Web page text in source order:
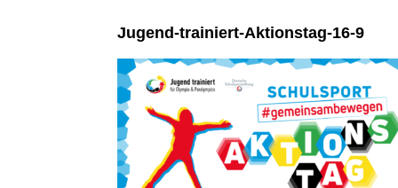
Jugend-trainiert-Aktionstag-16-9